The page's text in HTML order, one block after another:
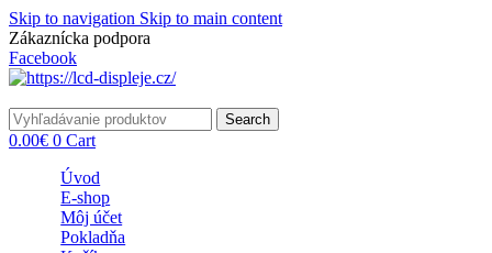
Skip to navigation Skip to main content
Zákaznícka podpora
Facebook
Search
0.00€ 0 Cart
Úvod
E-shop
Môj účet
Pokladňa